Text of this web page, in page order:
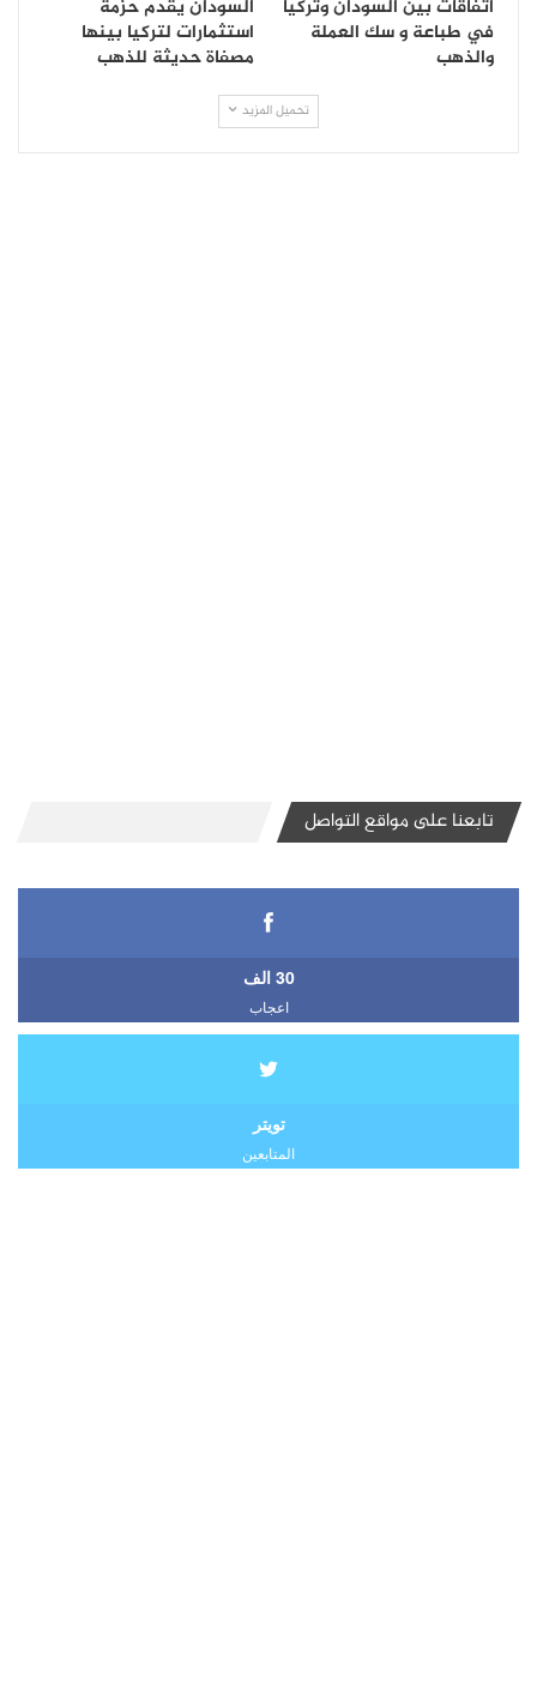
اتفاقات بين السودان وتركيا
في طباعة و سك العملة
والذهب
السودان يقدم حزمة
استثمارات لتركيا بينها
مصفاة حديثة للذهب
تحميل المزيد
تابعنا على مواقع التواصل
30 الف
اعجاب
تويتر
المتابعين